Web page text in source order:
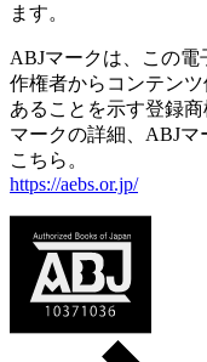
ます。
ABJマークは、この
作権者からコンテン
あることを示す登録
マークの詳細、ABJ
こちら。
https://aebs.or.jp/